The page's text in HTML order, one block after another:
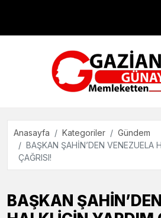
Teknoloji
Anasayfa Kategoriler
Gündem
BAŞKAN ŞAHİN’DEN VENEZUELA
ÇAĞRISI!
BAŞKAN